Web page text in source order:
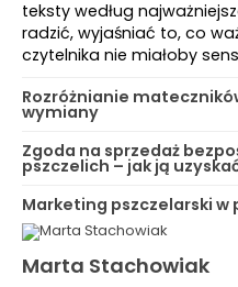
teksty według
radzić, wyjaśniać to, co
czytelnika nie miałoby
Rozróżnianie
wymiany
Zgoda na sprzedaż
pszczelich – jak ją
Marketing pszczelarski
Marta Stachowiak